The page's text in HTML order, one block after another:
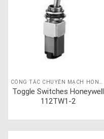
Toggle Switches Honeywell
112TW1-2